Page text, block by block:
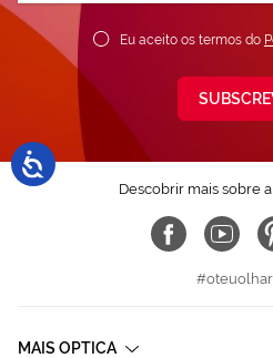
Newsletter:
Eu aceito os termos do
Descobrir mais sobre
MAIS OPTICA